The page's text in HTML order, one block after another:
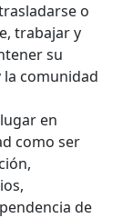
o
trabajar y
su
la comunidad
en
como ser
de